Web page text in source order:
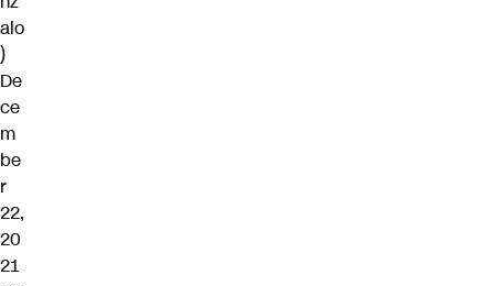
alo
)
De
ce
m
be
r
22,
20
21